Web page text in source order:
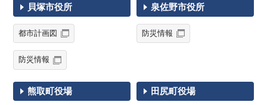
貝塚市役所
都市計画図
防災情報
泉佐野市役所
防災情報
熊取町役場 田尻町役場